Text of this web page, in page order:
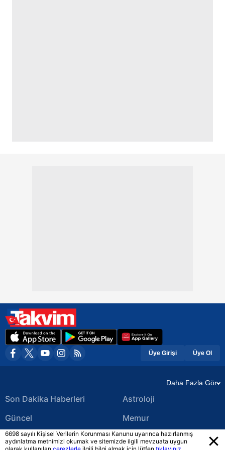
Üye Girişi Üye Ol
Daha Fazla Gör
Son Dakika Haberleri
Güncel
Ekonomi Haberleri
Astroloji
Memur
Yerel Haberler
6698 sayılı Kişisel Verilerin Korunması Kanunu uyarınca hazırlanmış
aydınlatma metnimizi okumak ve sitemizde ilgili mevzuata uygun